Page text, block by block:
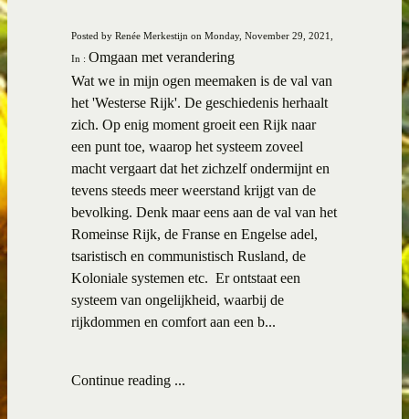
Posted by Renée Merkestijn on Monday, November 29, 2021,
In : Omgaan met verandering
Wat we in mijn ogen meemaken is de val van
het 'Westerse Rijk'. De geschiedenis herhaalt
zich. Op enig moment groeit een Rijk naar
een punt toe, waarop het systeem zoveel
macht vergaart dat het zichzelf ondermijnt en
tevens steeds meer weerstand krijgt van de
bevolking. Denk maar eens aan de val van het
Romeinse Rijk, de Franse en Engelse adel,
tsaristisch en communistisch Rusland, de
Koloniale systemen etc. Er ontstaat een
systeem van ongelijkheid, waarbij de
rijkdommen en comfort aan een b...
Continue reading ...